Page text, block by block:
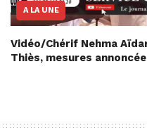
A LA UNE
Vidéo/Chérif Nehma
Thiès, mesures